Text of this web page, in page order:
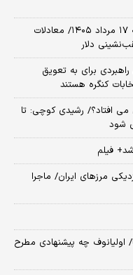
پیش‌بینی قیمت طلا، دلار و سکه امروز شنبه ۱۷ مرداد ۱۴۰۵/ معادلات
دلار
برای به تعویق
کنگره هستند
افتاد؟/ رشیدی کوچی: تا
شود
فیلم
مرز‌های ایران/ ماجرا
اولیانوف چه پیشنهادی مطرح